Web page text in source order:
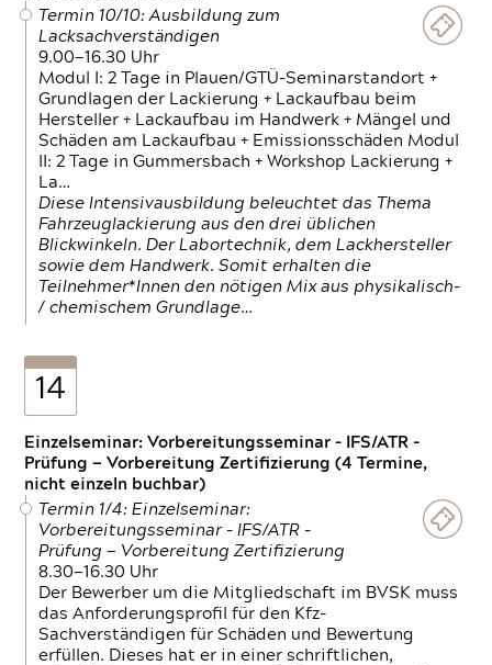
Termin 10/10: Ausbildung zum
Lacksachverständigen
9.00—16.30 Uhr
Modul I: 2 Tage in Plauen/GTÜ-Seminarstandort +
Grundlagen der Lackierung + Lackaufbau beim
Hersteller + Lackaufbau im Handwerk + Mängel und
Schäden am Lackaufbau + Emissionsschäden Modul
II: 2 Tage in Gummersbach + Workshop Lackierung +
La…
Diese Intensivausbildung beleuchtet das Thema
Fahrzeuglackierung aus den drei üblichen
Blickwinkeln. Der Labortechnik, dem Lackhersteller
sowie dem Handwerk. Somit erhalten die
Teilnehmer*Innen den nötigen Mix aus physikalisch-
/ chemischem Grundlage…
14
Einzelseminar: Vorbereitungsseminar - IFS/ATR -
Prüfung — Vorbereitung Zertifizierung (4 Termine,
nicht einzeln buchbar)
Termin 1/4: Einzelseminar:
Vorbereitungsseminar - IFS/ATR -
Prüfung — Vorbereitung Zertifizierung
8.30—16.30 Uhr
Der Bewerber um die Mitgliedschaft im BVSK muss
das Anforderungsprofil für den Kfz-
Sachverständigen für Schäden und Bewertung
erfüllen. Dieses hat er in einer schriftlichen,